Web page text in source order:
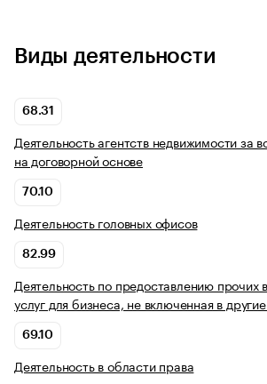
Виды деятельности
68.31
Деятельность агентств недвижимости за
на договорной основе
70.10
Деятельность головных офисов
82.99
Деятельность по предоставлению прочих
услуг для бизнеса, не включенная в
69.10
Деятельность в области права